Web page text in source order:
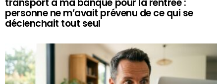
transport à ma banque pour la rentrée :
personne ne m’avait prévenu de ce qui se
déclenchait tout seul